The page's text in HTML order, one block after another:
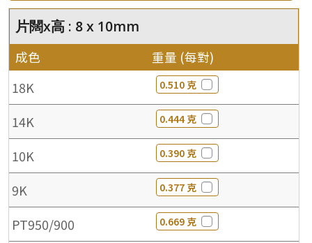
片闊x高 : 8 x 10mm
成色 重量 (每對)
18K 0.510 克
14K 0.444 克
10K 0.390 克
9K 0.377 克
PT950/900 0.669 克